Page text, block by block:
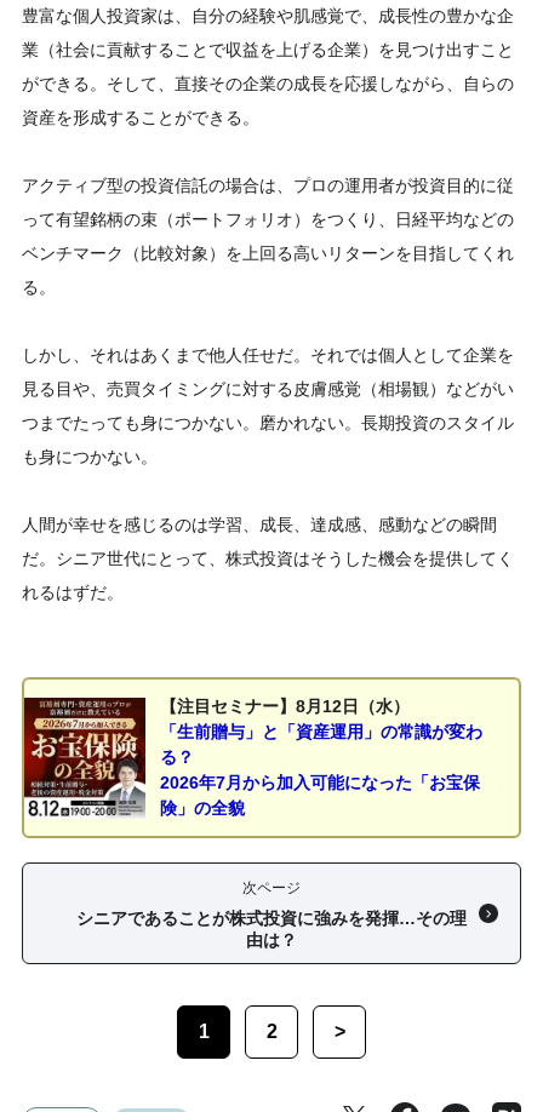
豊富な個人投資家は、自分の経験や肌感覚で、成長性の豊かな企
業（社会に貢献することで収益を上げる企業）を見つけ出すこと
ができる。そして、直接その企業の成長を応援しながら、自らの
資産を形成することができる。
アクティブ型の投資信託の場合は、プロの運用者が投資目的に従
って有望銘柄の束（ポートフォリオ）をつくり、日経平均などの
ベンチマーク（比較対象）を上回る高いリターンを目指してくれ
る。
しかし、それはあくまで他人任せだ。それでは個人として企業を
見る目や、売買タイミングに対する皮膚感覚（相場観）などがい
つまでたっても身につかない。磨かれない。長期投資のスタイル
も身につかない。
人間が幸せを感じるのは学習、成長、達成感、感動などの瞬間
だ。シニア世代にとって、株式投資はそうした機会を提供してく
れるはずだ。
【注目セミナー】8月12日（水）
「生前贈与」と「資産運用」の常識が変わ
る？
2026年7月から加入可能になった「お宝保
険」の全貌
次ページ
シニアであることが株式投資に強みを発揮…その理
由は？
1 2 >